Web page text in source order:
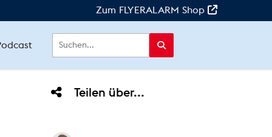
Zum FLYERALARM Shop
Teilen über...